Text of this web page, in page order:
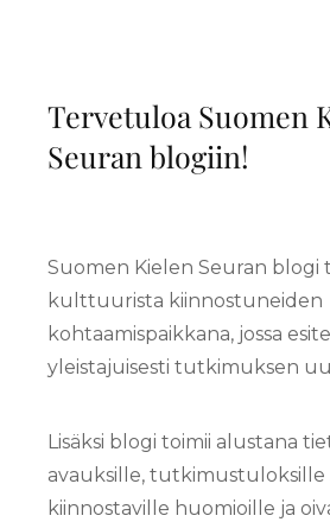
Tervetuloa Suomen
Seuran blogiin!
Suomen Kielen Seuran blogi
kulttuurista kiinnostuneiden
kohtaamispaikkana, jossa
yleistajuisesti tutkimuksen
Lisäksi blogi toimii alustana
avauksille, tutkimustuloksille
kiinnostaville huomioille ja